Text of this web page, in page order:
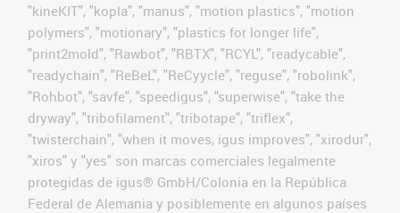
"kineKIT", "kopla", "manus", "motion plastics", "motion
polymers", "motionary", "plastics for longer life",
"print2mold", "Rawbot", "RBTX", "RCYL", "readycable",
"readychain", "ReBeL", "ReCyycle", "reguse", "robolink",
"Rohbot", "savfe", "speedigus", "superwise", "take the
dryway", "tribofilament", "tribotape", "triflex",
"twisterchain", "when it moves, igus improves", "xirodur",
"xiros" y "yes" son marcas comerciales legalmente
protegidas de igus® GmbH/Colonia en la República
Federal de Alemania y posiblemente en algunos países